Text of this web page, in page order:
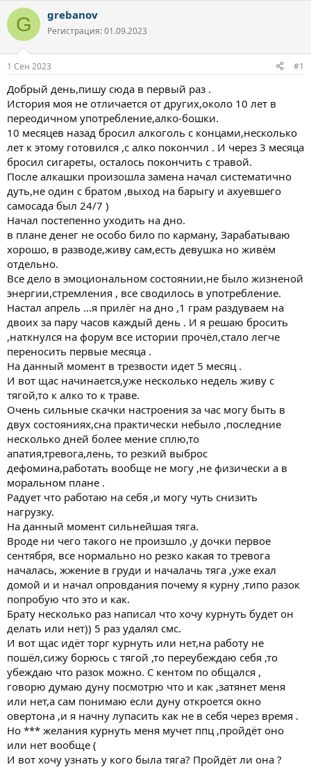
т
о
р
т
е
м
ы
а
н
ч
а
G grebanov
Регистрация: 01.09.2023
1 Сен 2023 #1
Добрый день,пишу сюда в первый раз .
История моя не отличается от других,около 10 лет в
переодичном употребление,алко-бошки.
10 месяцев назад бросил алкоголь с концами,несколько
лет к этому готовился ,с алко покончил . И через 3 месяца
бросил сигареты, осталось покончить с травой.
После алкашки произошла замена начал систематично
дуть,не один с братом ,выход на барыгу и ахуевшего
самосада был 24/7 )
Начал постепенно уходить на дно.
в плане денег не особо било по карману, Зарабатываю
хорошо, в разводе,живу сам,есть девушка но живём
отдельно.
Все дело в эмоциональном состоянии,не было жизненой
энергии,стремления , все сводилось в употребление.
Настал апрель ...я прилёг на дно ,1 грам раздуваем на
двоих за пару часов каждый день . И я решаю бросить
,наткнулся на форум все истории прочёл,стало легче
переносить первые месяца .
На данный момент в трезвости идет 5 месяц .
И вот щас начинается,уже несколько недель живу с
тягой,то к алко то к траве.
Очень сильные скачки настроения за час могу быть в
двух состояниях,сна практически небыло ,последние
несколько дней более мение сплю,то
апатия,тревога,лень, то резкий выброс
дефомина,работать вообще не могу ,не физически а в
моральном плане .
Радует что работаю на себя ,и могу чуть снизить
нагрузку.
На данный момент сильнейшая тяга.
Вроде ни чего такого не произшло ,у дочки первое
сентября, все нормально но резко какая то тревога
началась, жжение в груди и началачь тяга ,уже ехал
домой и и начал опровдания почему я курну ,типо разок
попробую что это и как.
Брату несколько раз написал что хочу курнуть будет он
делать или нет)) 5 раз удалял смс.
И вот щас идёт торг курнуть или нет,на работу не
пошёл,сижу борюсь с тягой ,то переубеждаю себя ,то
убеждаю что разок можно. С кентом по общался ,
говорю думаю дуну посмотрю что и как ,затянет меня
или нет,а сам понимаю если дуну откроется окно
овертона ,и я начну лупасить как не в себя через время .
Но *** желания курнуть меня мучет ппц ,пройдёт оно
или нет вообще (
И вот хочу узнать у кого была тяга? Пройдёт ли она ?